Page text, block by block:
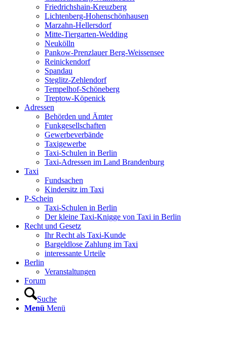
Friedrichshain-Kreuzberg
Lichtenberg-Hohenschönhausen
Marzahn-Hellersdorf
Mitte-Tiergarten-Wedding
Neukölln
Pankow-Prenzlauer Berg-Weissensee
Reinickendorf
Spandau
Steglitz-Zehlendorf
Tempelhof-Schöneberg
Treptow-Köpenick
Adressen
Behörden und Ämter
Funkgesellschaften
Gewerbeverbände
Taxigewerbe
Taxi-Schulen in Berlin
Taxi-Adressen im Land Brandenburg
Taxi
Fundsachen
Kindersitz im Taxi
P-Schein
Taxi-Schulen in Berlin
Der kleine Taxi-Knigge von Taxi in Berlin
Recht und Gesetz
Ihr Recht als Taxi-Kunde
Bargeldlose Zahlung im Taxi
interessante Urteile
Berlin
Veranstaltungen
Forum
Suche
Menü Menü